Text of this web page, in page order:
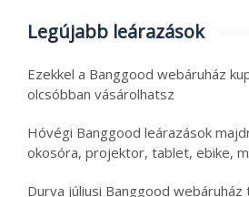
Legújabb leárazások
Ezekkel a Banggood webáruház
olcsóbban vásárolhatsz
Hóvégi Banggood leárazások
okosóra, projektor, tablet, ebike,
Durva júliusi Banggood webáruház